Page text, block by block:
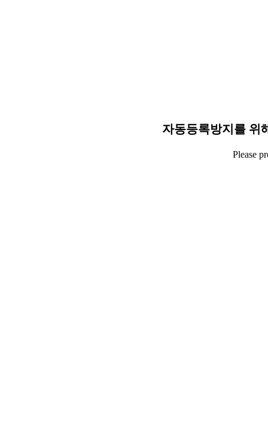
자동등록방지를 위
Please